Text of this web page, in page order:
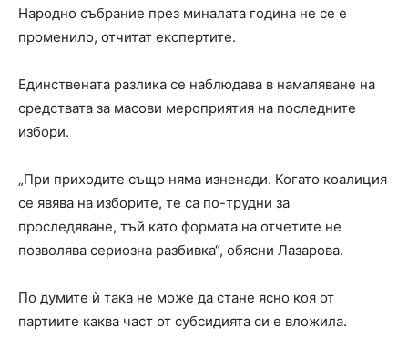
Народно събрание през миналата година не се е
променило, отчитат експертите.
Единствената разлика се наблюдава в намаляване на
средствата за масови мероприятия на последните
избори.
„При приходите също няма изненади. Когато коалиция
се явява на изборите, те са по-трудни за
проследяване, тъй като формата на отчетите не
позволява сериозна разбивка“, обясни Лазарова.
По думите ѝ така не може да стане ясно коя от
партиите каква част от субсидията си е вложила.